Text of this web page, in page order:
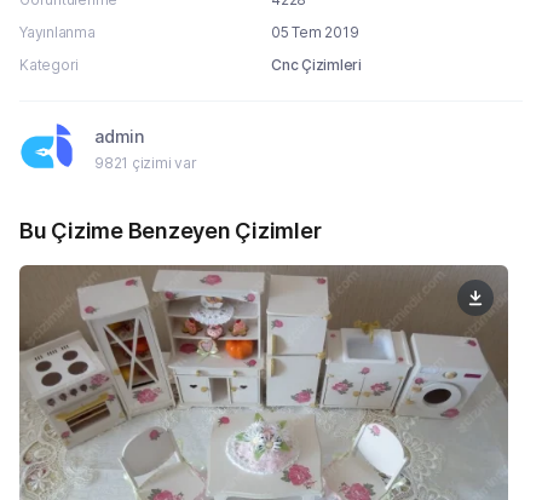
Yayınlanma
05 Tem 2019
Kategori
Cnc Çizimleri
admin
9821 çizimi var
Bu Çizime Benzeyen Çizimler